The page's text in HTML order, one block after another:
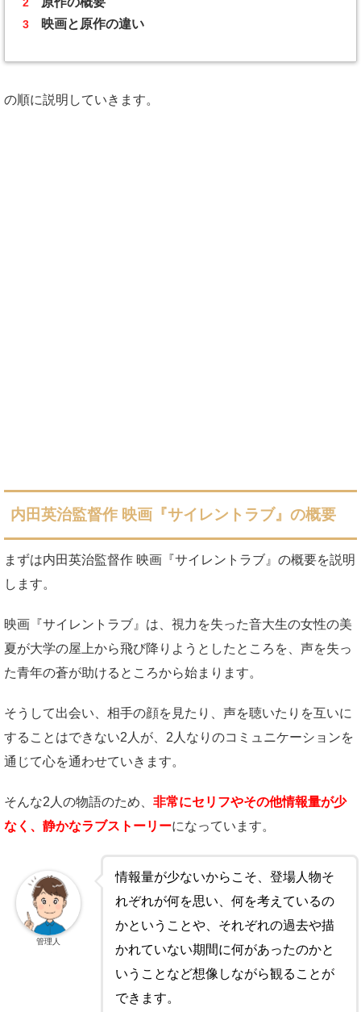
映画と原作の違い
の順に説明していきます。
内田英治監督作 映画『サイレントラブ』の概要
まずは内田英治監督作 映画『サイレントラブ』の概要を説明
します。
映画『サイレントラブ』は、視力を失った音大生の女性の美
夏が大学の屋上から飛び降りようとしたところを、声を失っ
た青年の蒼が助けるところから始まります。
そうして出会い、相手の顔を見たり、声を聴いたりを互いに
することはできない2人が、2人なりのコミュニケーションを
通じて心を通わせていきます。
そんな2人の物語のため、 非常にセリフやその他情報量が少
なく、静かなラブストーリーになっています。
情報量が少ないからこそ、登場人物そ
れぞれが何を思い、何を考えているの
かということや、それぞれの過去や描
かれていない期間に何があったのかと
いうことなど想像しながら観ることが
できます。
管理人